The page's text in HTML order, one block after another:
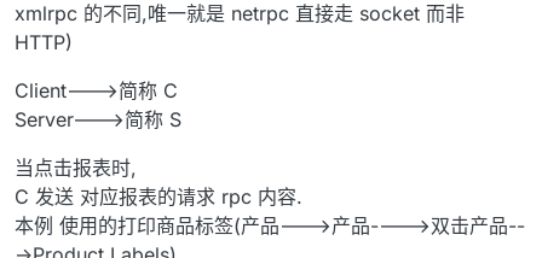
xmlrpc 的不同,唯一就是 netrpc 直接走 socket 而非
HTTP)
Client--->简称 C
Server--->简称 S
当点击报表时,
C 发送 对应报表的请求 rpc 内容.
本例 使用的打印商品标签(产品--->产品---->双击产品--